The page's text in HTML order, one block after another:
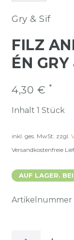
Gry & Sif
FILZ
N GRY
4,30 € *
Inhalt 1 Stück
inkl. ges. MwSt. zzgl.
Versandkostenfreie
AUF LAGER.
Artikelnummer